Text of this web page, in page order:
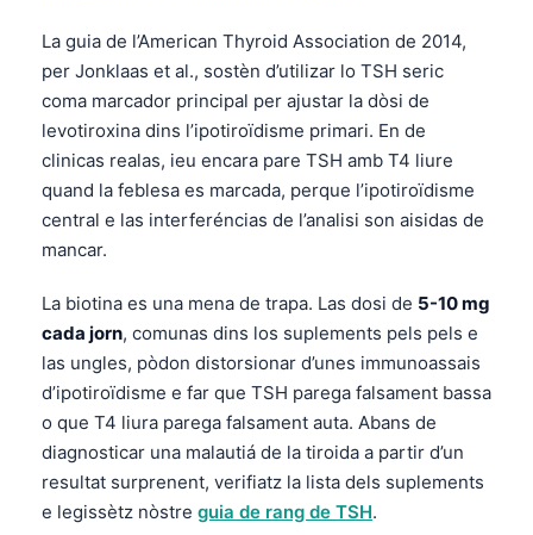
La guia de l’American Thyroid Association de 2014,
per Jonklaas et al., sostèn d’utilizar lo TSH seric
coma marcador principal per ajustar la dòsi de
levotiroxina dins l’ipotiroïdisme primari. En de
clinicas realas, ieu encara pare TSH amb T4 liure
quand la feblesa es marcada, perque l’ipotiroïdisme
central e las interferéncias de l’analisi son aisidas de
mancar.
La biotina es una mena de trapa. Las dosi de 5-10 mg
cada jorn, comunas dins los suplements pels pels e
las ungles, pòdon distorsionar d’unes immunoassais
d’ipotiroïdisme e far que TSH parega falsament bassa
o que T4 liura parega falsament auta. Abans de
diagnosticar una malautiá de la tiroida a partir d’un
resultat surprenent, verifiatz la lista dels suplements
e legissètz nòstre guia de rang de TSH.
Հայերեն
Íslenska
Српски језик
Svenska
Bosanski
Azərbaycan dili
日本語
Čeština
ქართული
Русский
Lietuvių kalba
Polski